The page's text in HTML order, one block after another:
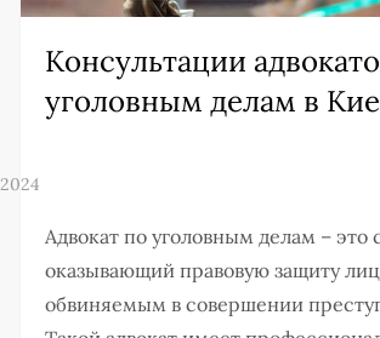
Консультации
уголовным делам в
Адвокат по уголовным делам – это
оказывающий правовую защиту
обвиняемым в совершении